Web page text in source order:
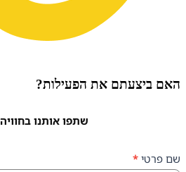
את הפעילות?
שתפו אותנו בחוויה שלכם